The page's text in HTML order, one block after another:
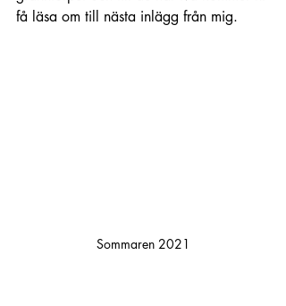
få läsa om till nästa inlägg från mig.
Sommaren 2021